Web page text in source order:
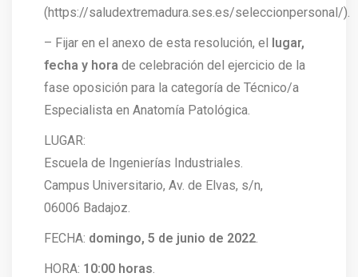
(https://saludextremadura.ses.es/seleccionpersonal/).
– Fijar en el anexo de esta resolución, el lugar,
fecha y hora de celebración del ejercicio de la
fase oposición para la categoría de Técnico/a
Especialista en Anatomía Patológica.
LUGAR:
Escuela de Ingenierías Industriales.
Campus Universitario, Av. de Elvas, s/n,
06006 Badajoz.
FECHA: domingo, 5 de junio de 2022.
HORA: 10:00 horas.